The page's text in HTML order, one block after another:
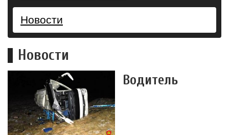
Новости
Новости
Водитель